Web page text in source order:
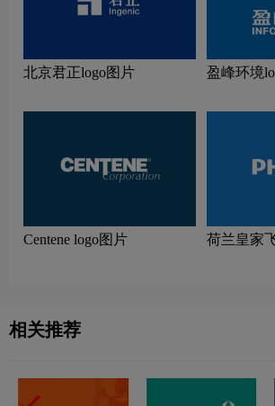
北京君正logo图片 盈峰环境
Centene logo图片 荷兰皇家
相关推荐